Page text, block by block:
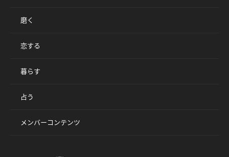
磨く
恋する
暮らす
占う
メンバーコンテンツ